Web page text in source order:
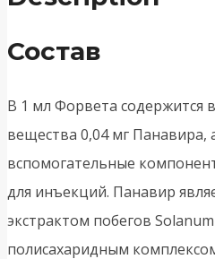
Состав
В 1 мл Форвета содержится
вещества 0,04 мг Панавира,
вспомогательные
для инъекций. Панавир
экстрактом побегов
полисахаридным